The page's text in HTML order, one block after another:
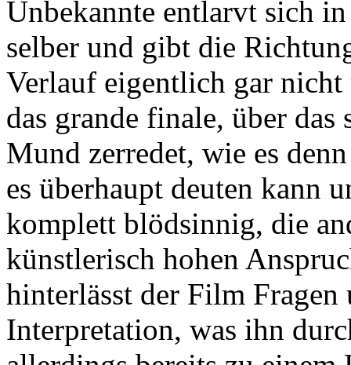
Unbekannte entlarvt sich
selber und gibt die
Verlauf eigentlich gar nicht
das grande finale, über
Mund zerredet, wie es
es überhaupt deuten kann
komplett blödsinnig, die
künstlerisch hohen
hinterlässt der Film
Interpretation, was ihn